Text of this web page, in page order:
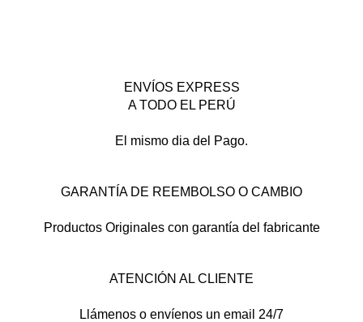
ENVÍOS EXPRESS
A TODO EL PERÚ
El mismo dia del Pago.
GARANTÍA DE REEMBOLSO O CAMBIO
Productos Originales con garantía del fabricante
ATENCIÓN AL CLIENTE
Llámenos o envíenos un email 24/7